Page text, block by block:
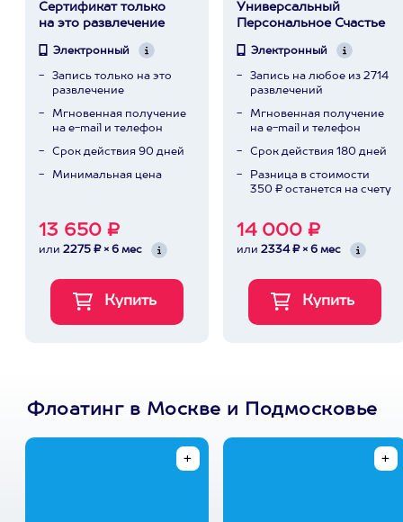
Сертификат только
на это развлечение
Электронный
Запись только на это
развлечение
Мгновенная получение
на e-mail и телефон
Срок действия 90 дней
Минимальная цена
13 650 ₽
или 2275 ₽ × 6 мес
Универсальный
Персональное Счастье
Электронный
Запись на любое из 2714
развлечений
Мгновенная получение
на e-mail и телефон
Срок действия 180 дней
Разница в стоимости
350 ₽ останется на счету
14 000 ₽
или 2334 ₽ × 6 мес
Флоатинг в Москве и Подмосковье